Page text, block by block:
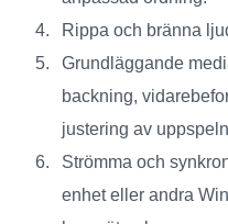
Rippa och bränna
Grundläggande
backning,
justering av
Strömma och
enhet eller andra